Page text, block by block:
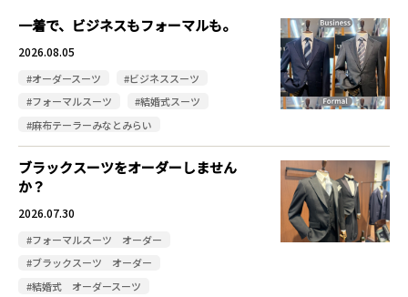
一着で、ビジネスもフォーマルも。
2026.08.05
#オーダースーツ
#ビジネススーツ
#フォーマルスーツ
#結婚式スーツ
#麻布テーラーみなとみらい
ブラックスーツをオーダーしません
か？
2026.07.30
#フォーマルスーツ オーダー
#ブラックスーツ オーダー
#結婚式 オーダースーツ